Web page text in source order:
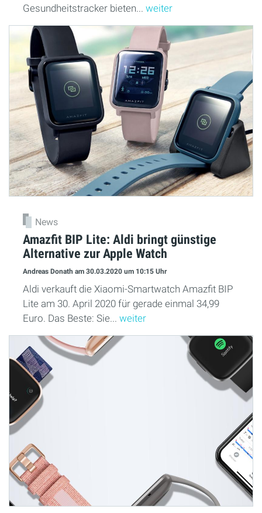
Gesundheitstracker bieten... weiter
News
Amazfit BIP Lite: Aldi bringt günstige
Alternative zur Apple Watch
Andreas Donath am 30.03.2020 um 10:15 Uhr
Aldi verkauft die Xiaomi-Smartwatch Amazfit BIP
Lite am 30. April 2020 für gerade einmal 34,99
Euro. Das Beste: Sie... weiter